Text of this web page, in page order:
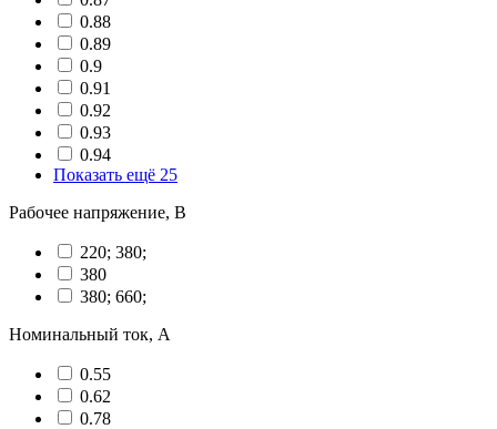
0.88
0.89
0.9
0.91
0.92
0.93
0.94
Показать ещё 25
Рабочее напряжение, В
220; 380;
380
380; 660;
Номинальный ток, А
0.55
0.62
0.78